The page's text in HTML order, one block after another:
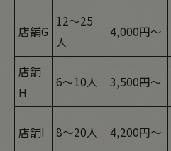
店舗G
12～25
人
4,000円～
店舗
H
6～10人 3,500円～
店舗I 8～20人 4,200円～